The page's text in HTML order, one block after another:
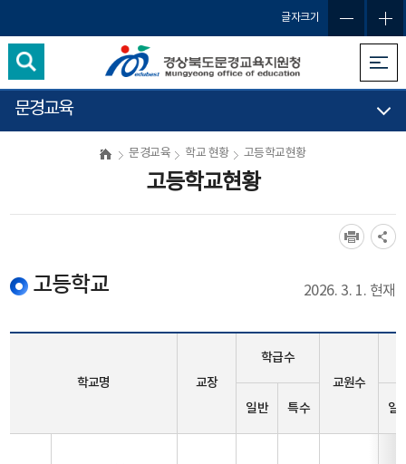
글자크기
문경교육
문경교육 학교 현황 고등학교현황
고등학교현황
고등학교 2026. 3. 1. 현재
학교명 교장
학급수
교원수
일반 특수 일